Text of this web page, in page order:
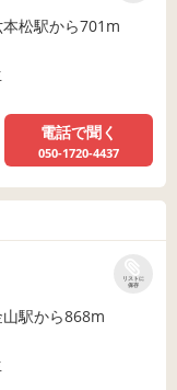
松駅から701m
電話で聞く
050-1720-4437
リストに
保存
駅から868m